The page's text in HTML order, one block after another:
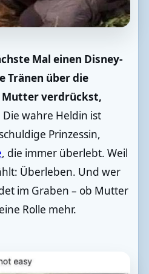
Mal einen Disney-
Tränen über die
Mutter verdrückst,
Die wahre Heldin ist
Prinzessin,
, die immer überlebt. Weil
Überleben. Und wer
im Graben – ob Mutter
Rolle mehr.